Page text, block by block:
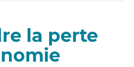
la perte